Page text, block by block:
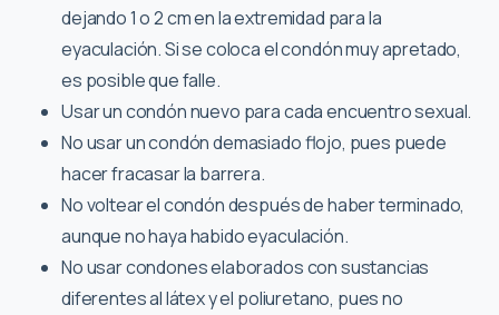
dejando 1 o 2 cm en la extremidad para la
eyaculación. Si se coloca el condón muy apretado,
es posible que falle.
Usar un condón nuevo para cada encuentro sexual.
No usar un condón demasiado flojo, pues puede
hacer fracasar la barrera.
No voltear el condón después de haber terminado,
aunque no haya habido eyaculación.
No usar condones elaborados con sustancias
diferentes al látex y el poliuretano, pues no